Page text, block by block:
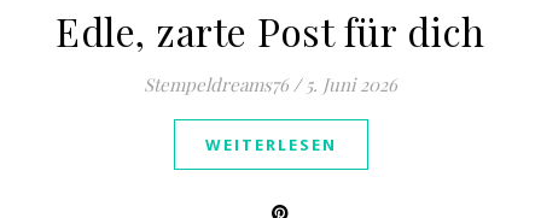
Edle, zarte Post für dich
Stempeldreams76 / 5. Juni 2026
WEITERLESEN